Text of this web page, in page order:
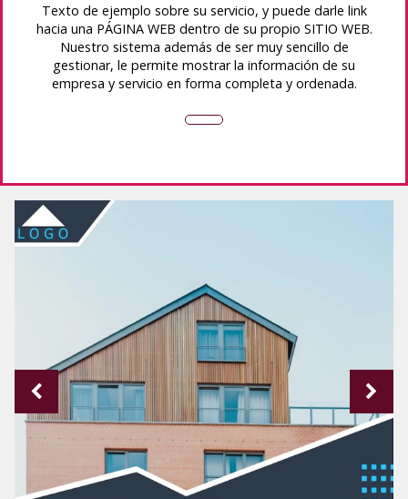
Texto de ejemplo sobre su servicio, y puede darle link
hacia una PÁGINA WEB dentro de su propio SITIO WEB.
Nuestro sistema además de ser muy sencillo de
gestionar, le permite mostrar la información de su
empresa y servicio en forma completa y ordenada.